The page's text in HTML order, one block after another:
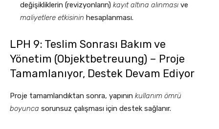
değişikliklerin (revizyonların) kayıt altına alınması ve
maliyetlere etkisinin hesaplanması.
LPH 9: Teslim Sonrası Bakım ve
Yönetim (Objektbetreuung) – Proje
Tamamlanıyor, Destek Devam Ediyor
Proje tamamlandıktan sonra, yapının kullanım ömrü
boyunca sorunsuz çalışması için destek sağlanır.